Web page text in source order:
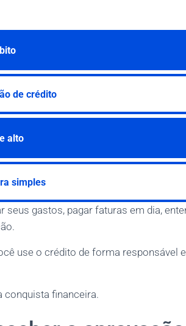
de crédito
alto
simples
gastos, pagar faturas em dia,
use o crédito de forma responsável
conquista financeira.